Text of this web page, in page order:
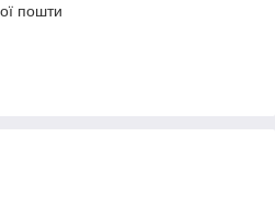
пошти